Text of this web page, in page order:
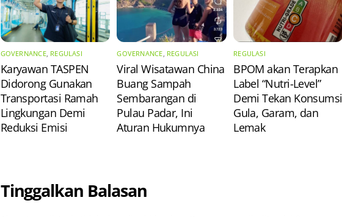
GOVERNANCE, REGULASI
Karyawan TASPEN
Didorong Gunakan
Transportasi Ramah
Lingkungan Demi
Reduksi Emisi
GOVERNANCE REGULASI
Viral Wisatawan China
Buang Sampah
Sembarangan di
Pulau Padar, Ini
Aturan Hukumnya
REGULASI
BPOM akan Terapkan
Label “Nutri-Level”
Demi Tekan Konsumsi
Gula, Garam, dan
Lemak
Tinggalkan Balasan